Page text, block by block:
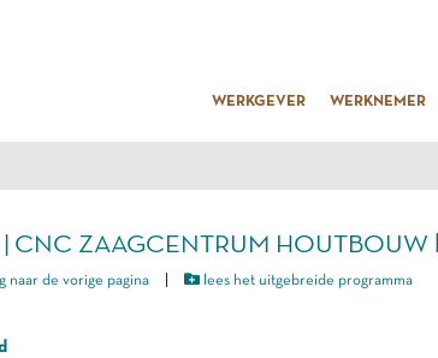
WERKGEVER WERKNEMER
| CNC ZAAGCENTRUM HOUTBOUW
naar de vorige pagina| lees het uitgebreide programma